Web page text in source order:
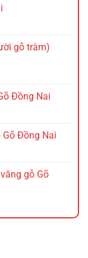
gỗ tràm)
Đồng Nai
Đồng Nai
gỗ Gõ